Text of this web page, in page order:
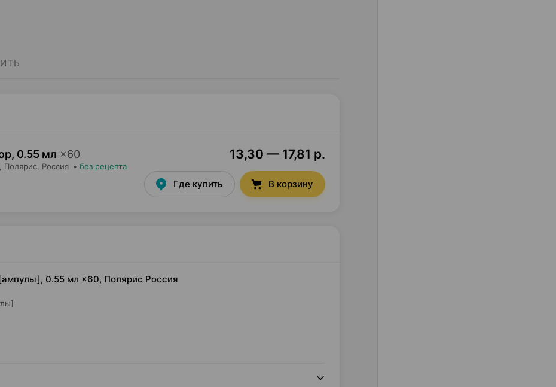
, 0.55 мл ×60
Полярис , Россия • без рецепта
13,30 — 17,81 р.
Где купить В корзину
0.55 мл ×60, Полярис Россия